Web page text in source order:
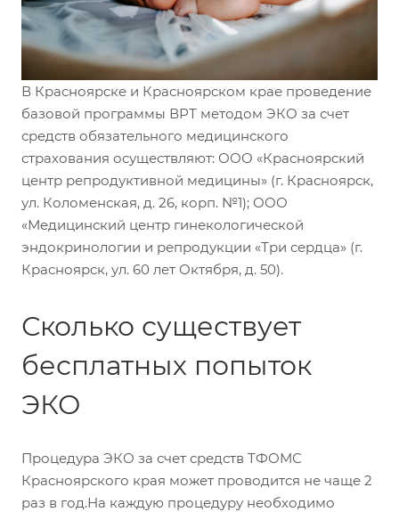
В Красноярске и Красноярском крае проведение
базовой программы ВРТ методом ЭКО за счет
средств обязательного медицинского
страхования осуществляют: ООО «Красноярский
центр репродуктивной медицины» (г. Красноярск,
ул. Коломенская, д. 26, корп. №1); ООО
«Медицинский центр гинекологической
эндокринологии и репродукции «Три сердца» (г.
Красноярск, ул. 60 лет Октября, д. 50).
Сколько существует
бесплатных попыток
ЭКО
Процедура ЭКО за счет средств ТФОМС
Красноярского края может проводится не чаще 2
раз в год.На каждую процедуру необходимо